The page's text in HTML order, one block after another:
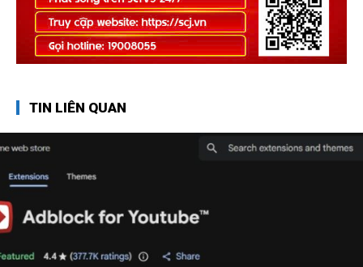
TIN LIÊN QUAN